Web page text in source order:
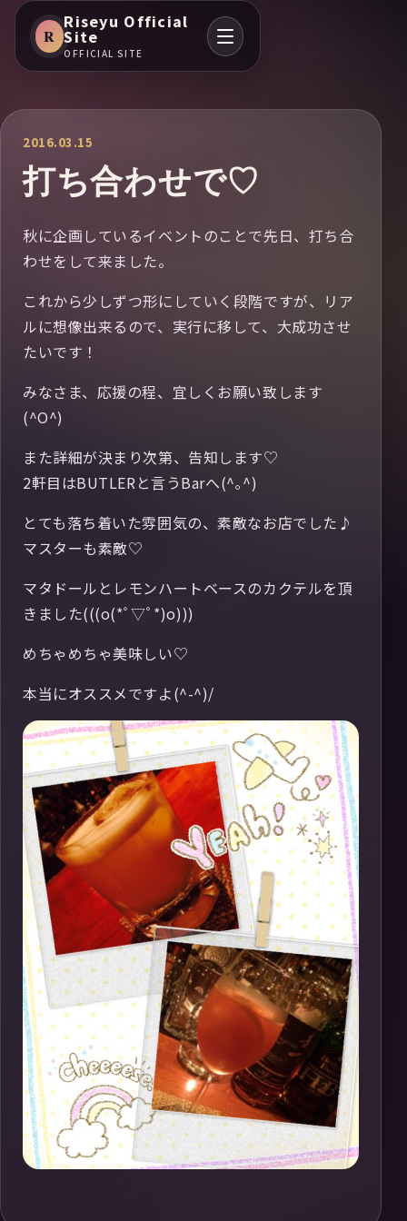
R
Riseyu Official
Site
OFFICIAL SITE
2016.03.15
打ち合わせで♡
秋に企画しているイベントのことで先日、打ち合
わせをして来ました。
これから少しずつ形にしていく段階ですが、リア
ルに想像出来るので、実行に移して、大成功させ
たいです！
みなさま、応援の程、宜しくお願い致します
(^O^)
また詳細が決まり次第、告知します♡
2軒目はBUTLERと言うBarへ(^｡^)
とても落ち着いた雰囲気の、素敵なお店でした♪
マスターも素敵♡
マタドールとレモンハートベースのカクテルを頂
きました(((o(*ﾟ▽ﾟ*)o)))
めちゃめちゃ美味しい♡
本当にオススメですよ(^-^)/